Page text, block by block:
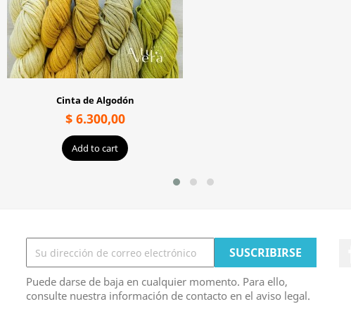
Cinta de Algodón
$ 6.300,00
Add to cart
Puede darse de baja en cualquier momento. Para ello,
consulte nuestra información de contacto en el aviso legal.